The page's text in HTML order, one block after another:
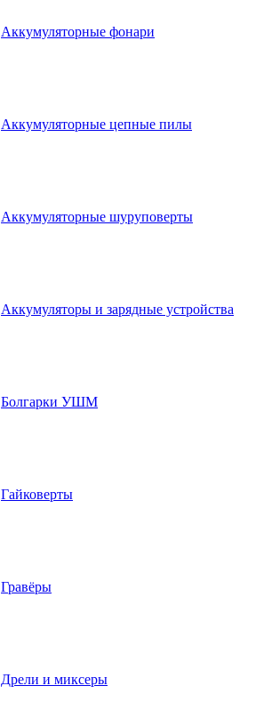
Аккумуляторные фонари
Аккумуляторные цепные пилы
Аккумуляторные шуруповерты
Аккумуляторы и зарядные устройства
Болгарки УШМ
Гайковерты
Гравёры
Дрели и миксеры